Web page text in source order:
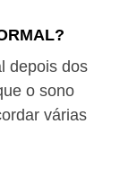
depois dos
o sono
várias